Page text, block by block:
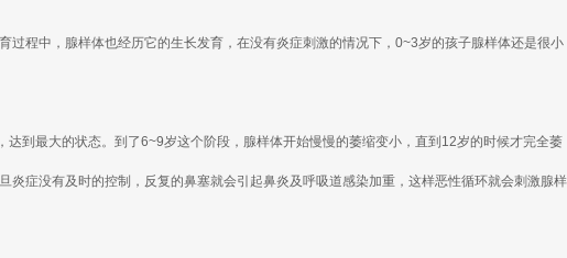
程中，腺样体也经历它的生长发育，在没有炎症刺激的情况下，0~3岁的孩子腺样体还是很小
到最大的状态。到了6~9岁这个阶段，腺样体开始慢慢的萎缩变小，直到12岁的时候才完全萎
症没有及时的控制，反复的鼻塞就会引起鼻炎及呼吸道感染加重，这样恶性循环就会刺激腺样